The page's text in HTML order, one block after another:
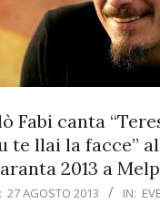
Fabi canta
te llai la facce”
2013 a
27 AGOSTO 2013 IN: